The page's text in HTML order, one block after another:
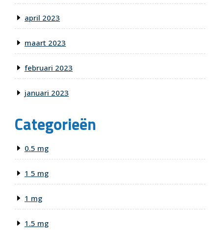
april 2023
maart 2023
februari 2023
januari 2023
Categorieën
0.5 mg
1 5 mg
1 mg
1.5 mg